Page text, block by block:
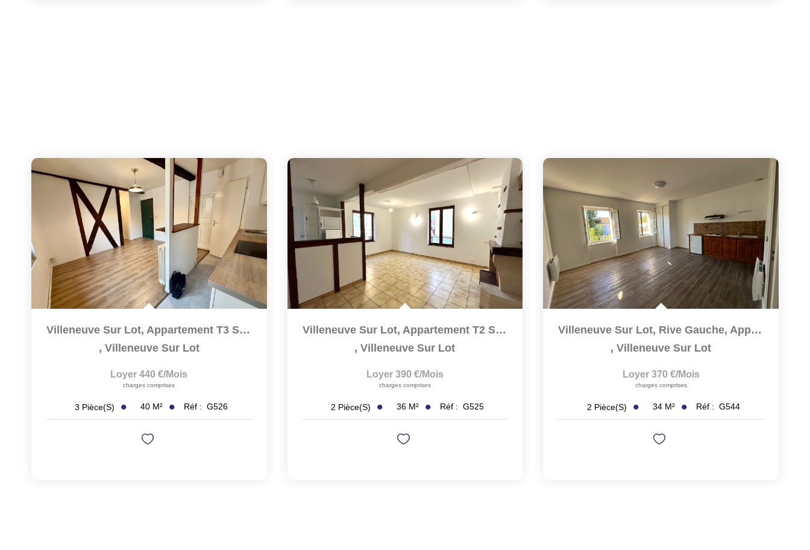
Villeneuve Sur Lot, Appartement T3 Situé Au Deuxième Étage...
, Villeneuve Sur Lot
Loyer 440 €/mois
charges comprises
3 Pièce(s) 40 M² Réf : G526
Villeneuve Sur Lot, Appartement T2 Situé Au Premier Étage...
,Villeneuve Sur Lot
Loyer 390 €/mois
charges comprises
2 Pièce(s) 36 M² Réf : G525
Villeneuve Sur Lot, Rive Gauche, Appartement T1 Bis De...
,Villeneuve Sur Lot
Loyer 370 €/mois
charges comprises
2 Pièce(s) 34 M² Réf : G544